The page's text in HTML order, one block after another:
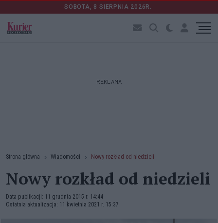
SOBOTA, 8 SIERPNIA 2026R.
REKLAMA
Strona główna Wiadomości Nowy rozkład od niedzieli
Nowy rozkład od niedzieli
Data publikacji: 11 grudnia 2015 r. 14:44
Ostatnia aktualizacja: 11 kwietnia 2021 r. 15:37